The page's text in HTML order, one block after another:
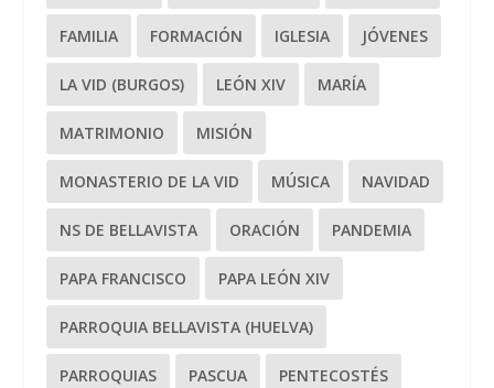
FAMILIA FORMACIÓN IGLESIA JÓVENES
LA VID (BURGOS) LEÓN XIV MARÍA
MATRIMONIO MISIÓN
MONASTERIO DE LA VID MÚSICA NAVIDAD
NS DE BELLAVISTA ORACIÓN PANDEMIA
PAPA FRANCISCO PAPA LEÓN XIV
PARROQUIA BELLAVISTA (HUELVA)
PARROQUIAS PASCUA PENTECOSTÉS